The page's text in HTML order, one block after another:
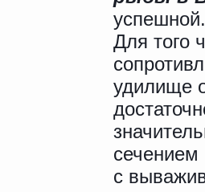
успешной.
Для того
удилище
с